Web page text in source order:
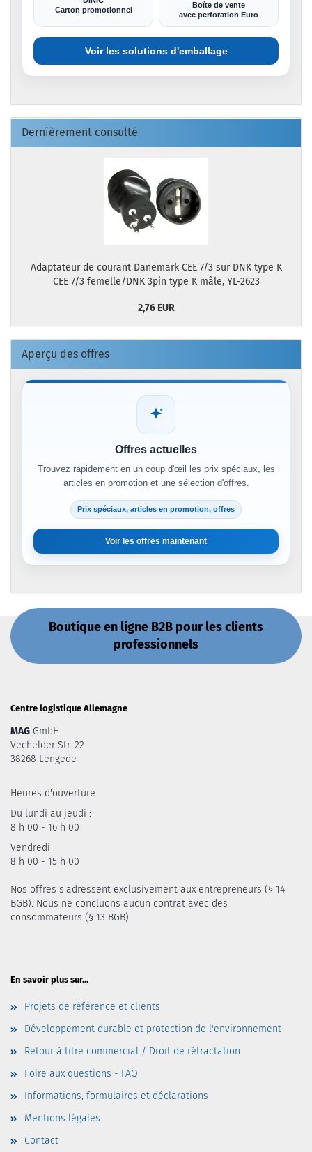
Carton promotionnel
Boîte de vente
avec perforation Euro
Voir les solutions d'emballage
Dernièrement consulté
Adaptateur de courant Danemark CEE 7/3 sur DNK type K
CEE 7/3 femelle/DNK 3pin type K mâle, YL-2623
2,76 EUR
Aperçu des offres
Offres actuelles
Trouvez rapidement en un coup d'œil les prix spéciaux, les
articles en promotion et une sélection d'offres.
Prix spéciaux, articles en promotion, offres
Voir les offres maintenant
Boutique en ligne B2B pour les clients
professionnels
Centre logistique Allemagne
MAG GmbH
Vechelder Str. 22
38268 Lengede
Heures d'ouverture
Du lundi au jeudi :
8 h 00 - 16 h 00
Vendredi :
8 h 00 - 15 h 00
Nos offres s'adressent exclusivement aux entrepreneurs (§ 14
BGB). Nous ne concluons aucun contrat avec des
consommateurs (§ 13 BGB).
En savoir plus sur...
Projets de référence et clients
Développement durable et protection de l'environnement
Retour à titre commercial / Droit de rétractation
Foire aux questions - FAQ
Informations, formulaires et déclarations
Mentions légales
Contact